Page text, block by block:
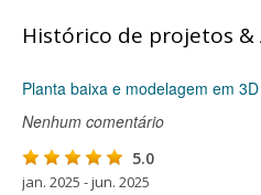
Histórico de projetos &
Planta baixa e modelagem em
Nenhum comentário
5.0
jan. 2025 - jun. 2025